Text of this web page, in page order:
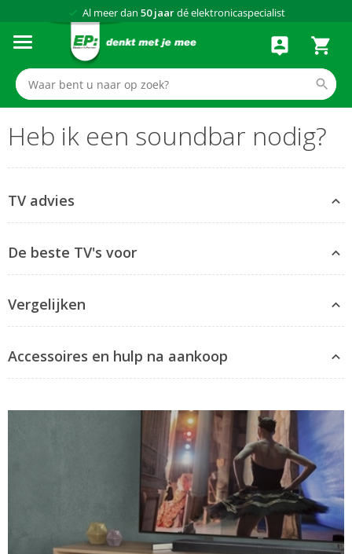
Al meer dan 50 jaardé elektronicaspecialist
Heb ik een soundbar nodig?
TV advies
Advies over kijkafstand
Advies over beeldkwaliteit
Advies over Smart TV
Wat is HDR
De beste TV's voor
4K video kijken
Sport kijken
Vergelijken
Verschil tussen OLED en QLED
Verschil tussen LED en QLED
Accessoires en hulp na aankoop
Hoe hang ik mijn TV aan de muur?
Soundbar bij een platte tv